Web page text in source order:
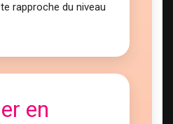
rapproche du niveau
en